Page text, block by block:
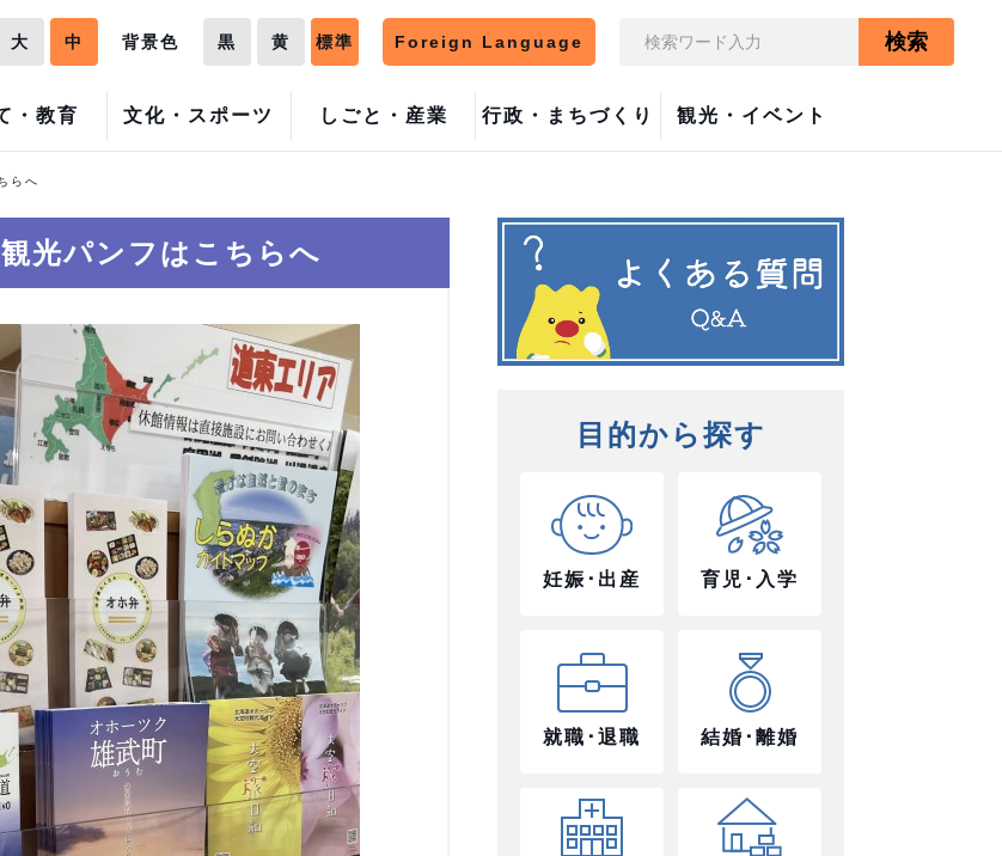
・教育 文化・スポーツ しごと・産業 行政・まちづくり 観光・イベント
大 中 背景色 黒 黄 標準 Foreign Language 検索
らへ
光パンフはこちらへ
目的から探す
妊娠･出産 育児･入学
就職･退職 結婚･離婚